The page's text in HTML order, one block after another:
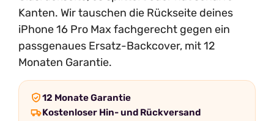
Kanten. Wir tauschen die Rückseite deines
iPhone 16 Pro Max fachgerecht gegen ein
passgenaues Ersatz-Backcover, mit 12
Monaten Garantie.
12 Monate Garantie
Kostenloser Hin- und Rückversand